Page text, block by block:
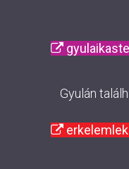
Gyulán